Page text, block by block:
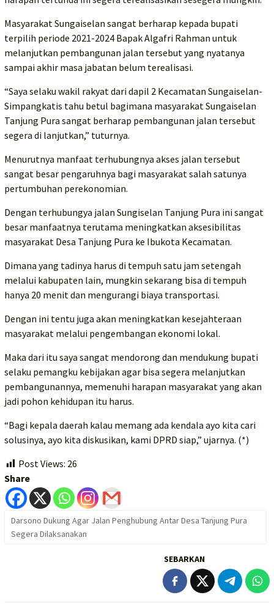
Masyarakat Sungaiselan sangat berharap kepada bupati
terpilih periode 2021-2024 Bapak Algafri Rahman untuk
melanjutkan pembangunan jalan tersebut yang nyatanya
sampai akhir masa jabatan belum terealisasi.
“Saya selaku wakil rakyat dari dapil 2 Kecamatan Sungaiselan-
Simpangkatis tahu betul bagimana masyarakat Sungaiselan
Tanjung Pura sangat berharap pembangunan jalan tersebut
segera di lanjutkan,” tuturnya.
Menurutnya manfaat terhubungnya akses jalan tersebut
sangat besar pengaruhnya bagi masyarakat salah satunya
pertumbuhan perekonomian.
Dengan terhubungya jalan Sungiselan Tanjung Pura ini sangat
besar manfaatnya terutama meningkatkan aksesibilitas
masyarakat Desa Tanjung Pura ke Ibukota Kecamatan.
Dimana yang tadinya harus di tempuh satu jam setengah
melalui kabupaten lain, mungkin sekarang bisa di tempuh
hanya 20 menit dan mengurangi biaya transportasi.
Dengan ini tentu juga akan meningkatkan kesejahteraan
masyarakat melalui pengembangan ekonomi lokal.
Maka dari itu saya sangat mendorong dan mendukung bupati
selaku pemangku kebijakan agar bisa segera melanjutkan
pembangunannya, memenuhi harapan masyarakat yang akan
jadi pohon kehidupan itu harus.
“Bagi kepala daerah kalau memang ada kendala ayo kita cari
solusinya, ayo kita diskusikan, kami DPRD siap,” ujarnya. (*)
Post Views: 26
Share
Darsono Dukung Agar Jalan Penghubung Antar Desa Tanjung Pura
Segera Dilaksanakan
SEBARKAN